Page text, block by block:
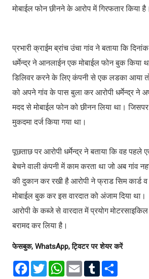
मोबाईल फोन छीनने के आरोप में गिरफतार किया है।
प्रभारी क्राईम ब्रांच उंचा गांव ने बताया कि
धर्मेन्द्र ने आनलाईन एक मोबाईल फोन बुक किया
डिलिवर करने के लिए कंपनी से एक लडका आया
को अपने गांव के पास बुला कर आरोपी धर्मेन्द्र ने
मदद से मोबाईल फोन को छीनन लिया था।
मुकदमा दर्ज किया गया था।
पूछताछ पर आरोपी धर्मेन्द्र ने बताया कि वह
बेचने वाली कंपनी में काम करता था जो अब गांव
की दुकान कर रखी है आरोपी ने फ्राड सिम कार्ड
मोबाईल बुक कर इस वारदात को अंजाम दिया था।
आरोपी के कब्जे से वारदात में प्रयोग
बरामद कर लिया है।
फेसबुक, WhatsApp, ट्विटर पर शेयर करें
F
T
w
W
E
T